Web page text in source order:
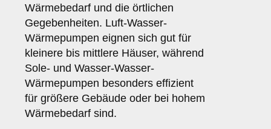
Wärmebedarf und die örtlichen
Gegebenheiten. Luft-Wasser-
Wärmepumpen eignen sich gut für
kleinere bis mittlere Häuser, während
Sole- und Wasser-Wasser-
Wärmepumpen besonders effizient
für größere Gebäude oder bei hohem
Wärmebedarf sind.